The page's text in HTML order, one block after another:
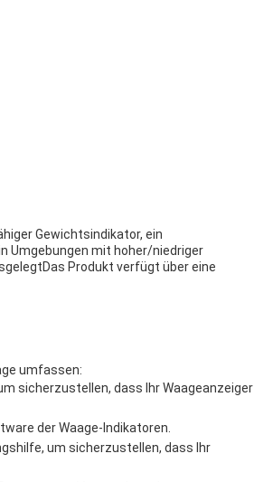
Gewichtsindikator, ein
Umgebungen mit hoher/niedriger
Produkt verfügt über eine
umfassen:
sicherzustellen, dass Ihr Waageanzeiger
der Waage-Indikatoren.
um sicherzustellen, dass Ihr